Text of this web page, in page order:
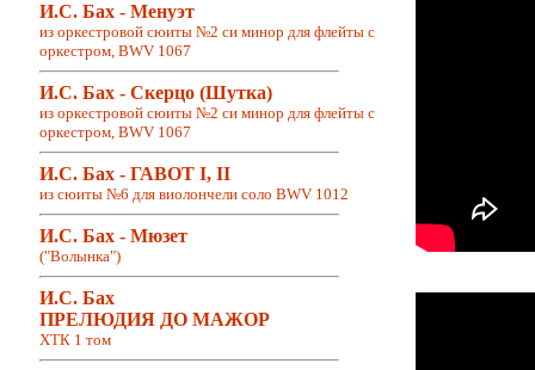
И.С. Бах - Менуэт
из оркестровой сюиты №2 си минор для флейты с
оркестром, BWV 1067
И.С. Бах - Скерцо (Шутка)
из оркестровой сюиты №2 си минор для флейты с
оркестром, BWV 1067
И.С. Бах - ГАВОТ I, II
из сюиты №6 для виолончели соло BWV 1012
И.С. Бах - Мюзет
("Волынка")
И.С. Бах
ПРЕЛЮДИЯ ДО МАЖОР
ХТК 1 том